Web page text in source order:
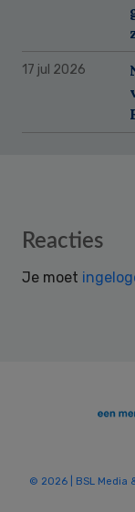
17 jul 2026
Reader
Reacties
Je moet
© 2026 | BSL Media